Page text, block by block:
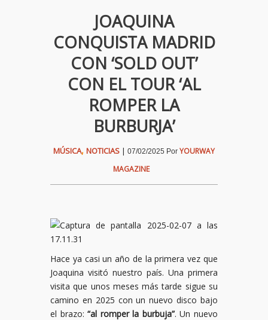
JOAQUINA
CONQUISTA MADRID
CON ‘SOLD OUT’
CON EL TOUR ‘AL
ROMPER LA
BURBURJA’
MÚSICA, NOTICIAS | 07/02/2025 Por YOURWAY
MAGAZINE
Hace ya casi un año de la primera vez que
Joaquina visitó nuestro país. Una primera
visita que unos meses más tarde sigue su
camino en 2025 con un nuevo disco bajo
el brazo:“al romper la burbuja”. Un nuevo